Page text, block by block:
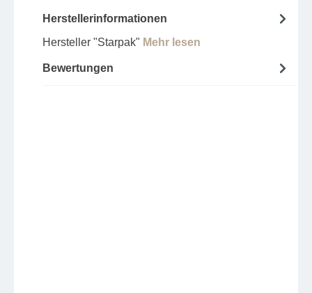
Herstellerinformationen
Hersteller "Starpak" Mehr lesen
Bewertungen